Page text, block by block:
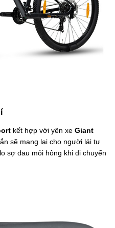
kết hợp với yên xe Giant
sẽ mang lại cho người lái tư
sợ đau mỏi hông khi di chuyển